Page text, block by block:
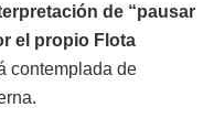
de “pausar
el propio Flota
contemplada de